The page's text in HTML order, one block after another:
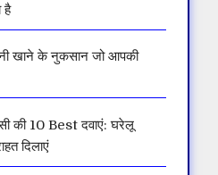
है
खाने के नुकसान जो आपकी
की 10 Best दवाएं: घरेलू
दिलाएं